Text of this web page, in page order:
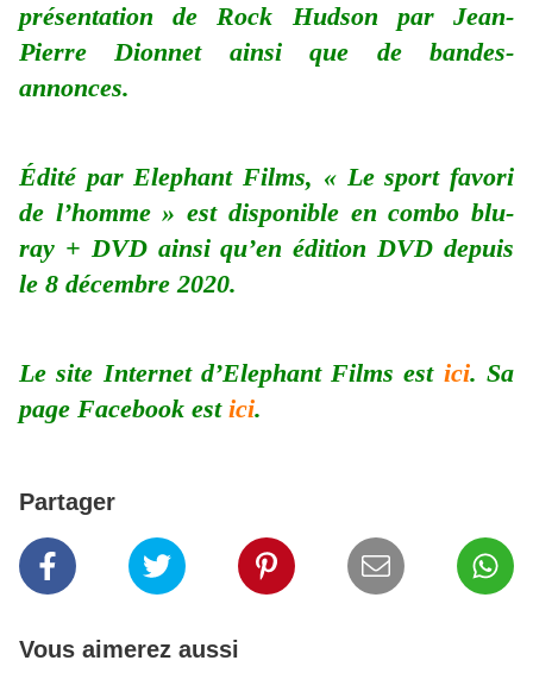
présentation de Rock Hudson par Jean-
Pierre Dionnet ainsi que de bandes-
annonces.
Édité par Elephant Films, « Le sport favori
de l’homme » est disponible en combo blu-
ray + DVD ainsi qu’en édition DVD depuis
le 8 décembre 2020.
Le site Internet d’Elephant Films est ici. Sa
page Facebook est ici.
Partager
Vous aimerez aussi